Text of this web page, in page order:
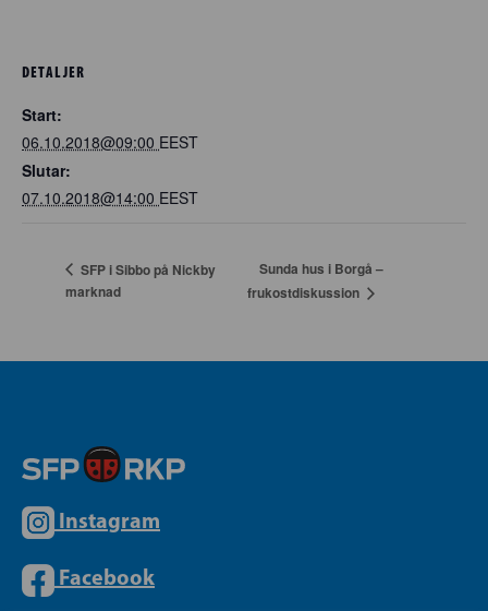
DETALJER
Start:
06.10.2018@09:00 EEST
Slutar:
07.10.2018@14:00 EEST
SFP i Sibbo på Nickby
marknad
Sunda hus i Borgå –
frukostdiskussion
Instagram
Facebook